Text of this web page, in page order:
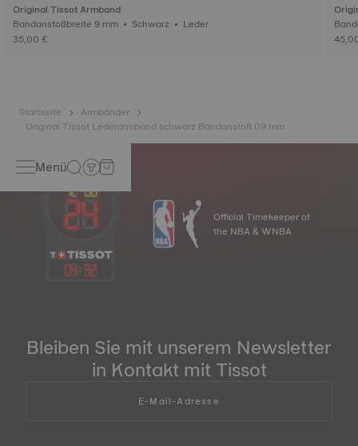
Original Tissot Armband
Bandanstoßbreite 9 mm • Schwarz • Leder
35,00 €
Startseite
Armbänder
Original Tissot Lederarmband schwarz Bandanstoß 09 mm
Menü
04: 32
Official Timekeeper of
the NBA & WNBA
Bleiben Sie mit unserem Newsletter
in Kontakt mit Tissot
E-Mail-Adresse